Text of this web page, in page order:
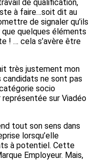
de qualification,
à faire…soit dit au
de signaler qu’ils
quelques éléments
! … cela s’avère être
très justement mon
ne sont pas
socio
sur Viadéo
tout son sens dans
lorsqu’elle
à potentiel. Cette
Employeur. Mais,